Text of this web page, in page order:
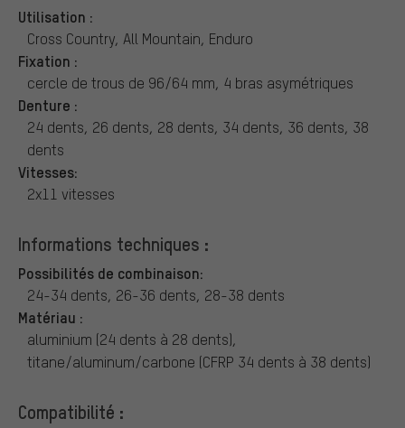
Utilisation :
Cross Country, All Mountain, Enduro
Fixation :
cercle de trous de 96/64 mm, 4 bras asymétriques
Denture :
24 dents, 26 dents, 28 dents, 34 dents, 36 dents, 38
dents
Vitesses:
2x11 vitesses
Informations techniques :
Possibilités de combinaison:
24-34 dents, 26-36 dents, 28-38 dents
Matériau :
aluminium (24 dents à 28 dents),
titane/aluminum/carbone (CFRP 34 dents à 38 dents)
Compatibilité :